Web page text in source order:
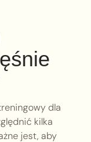
dla
kilka
jest, aby